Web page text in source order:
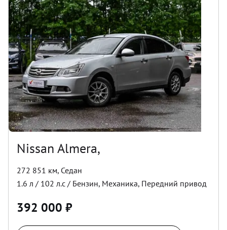
Nissan Almera,
272 851 км, Седан
1.6 л / 102 л.с / Бензин, Механика, Передний привод
392 000 ₽